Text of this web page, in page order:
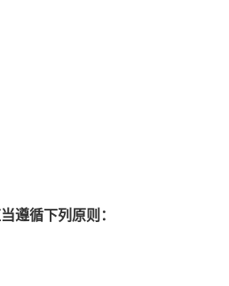
循下列原则：